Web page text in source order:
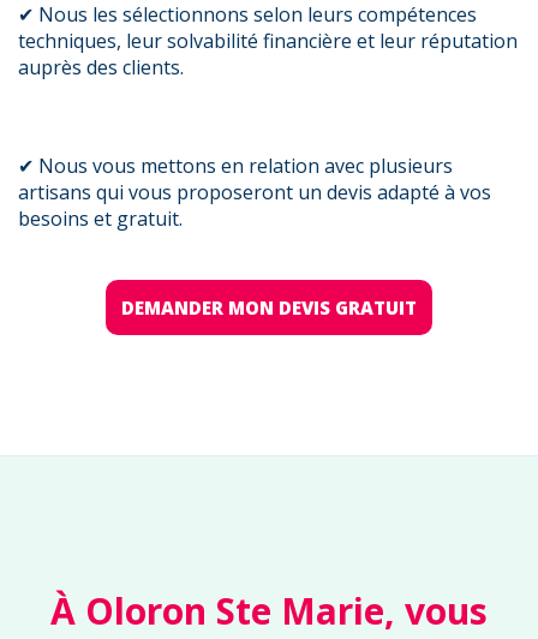
✔ Nous les sélectionnons selon leurs compétences
techniques, leur solvabilité financière et leur réputation
auprès des clients.
✔ Nous vous mettons en relation avec plusieurs
artisans qui vous proposeront un devis adapté à vos
besoins et gratuit.
DEMANDER MON DEVIS GRATUIT
À Oloron Ste Marie, vous